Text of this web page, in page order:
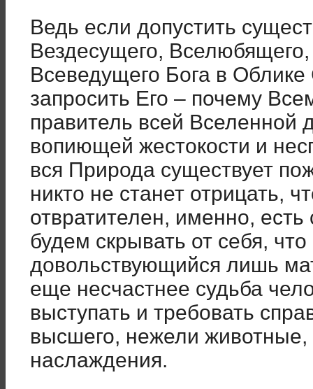
Ведь если допустить
Вездесущего,
Всеведущего Бога в
запросить Его – почему
правитель всей Вселенной
вопиющей жестокости и
вся Природа существует
никто не станет отрицать,
отвратителен, именно,
будем скрывать от себя,
довольствующийся лишь
еще несчастнее судьба
выступать и требовать
высшего, нежели
наслаждения.